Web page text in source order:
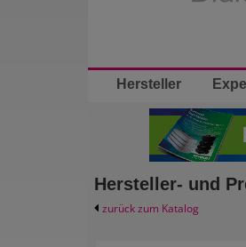
Hersteller
Hersteller- und
zurück zum Katalog